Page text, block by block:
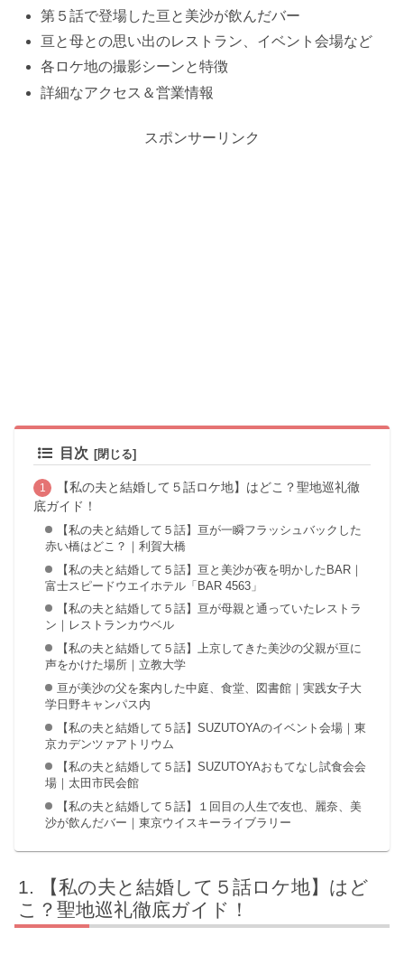
第５話で登場した亘と美沙が飲んだバー
亘と母との思い出のレストラン、イベント会場など
各ロケ地の撮影シーンと特徴
詳細なアクセス＆営業情報
スポンサーリンク
目次
【私の夫と結婚して５話ロケ地】はどこ？聖地巡礼徹
底ガイド！
【私の夫と結婚して５話】亘が一瞬フラッシュバックした
赤い橋はどこ？｜利賀大橋
【私の夫と結婚して５話】亘と美沙が夜を明かしたBAR｜
富士スピードウエイホテル「BAR 4563」
【私の夫と結婚して５話】亘が母親と通っていたレストラ
ン｜レストランカウベル
【私の夫と結婚して５話】上京してきた美沙の父親が亘に
声をかけた場所｜立教大学
亘が美沙の父を案内した中庭、食堂、図書館｜実践女子大
学日野キャンパス内
【私の夫と結婚して５話】SUZUTOYAのイベント会場｜東
京カデンツァアトリウム
【私の夫と結婚して５話】SUZUTOYAおもてなし試食会会
場｜太田市民会館
【私の夫と結婚して５話】１回目の人生で友也、麗奈、美
沙が飲んだバー｜東京ウイスキーライブラリー
【私の夫と結婚して５話ロケ地】はど
こ？聖地巡礼徹底ガイド！